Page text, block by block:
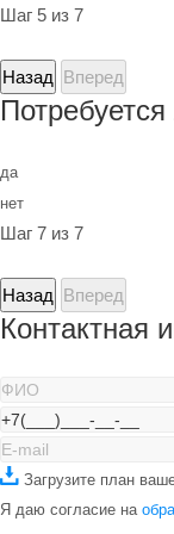
Шаг 5 из 7
Назад Вперед
да
нет
Шаг 7 из 7
Назад Вперед
Контактная
Загрузите план
Я даю согласие на